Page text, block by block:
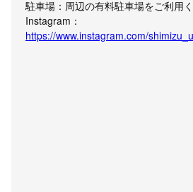
駐車場：周辺の有料駐車場をご利用
Instagram：
https://www.instagram.com/